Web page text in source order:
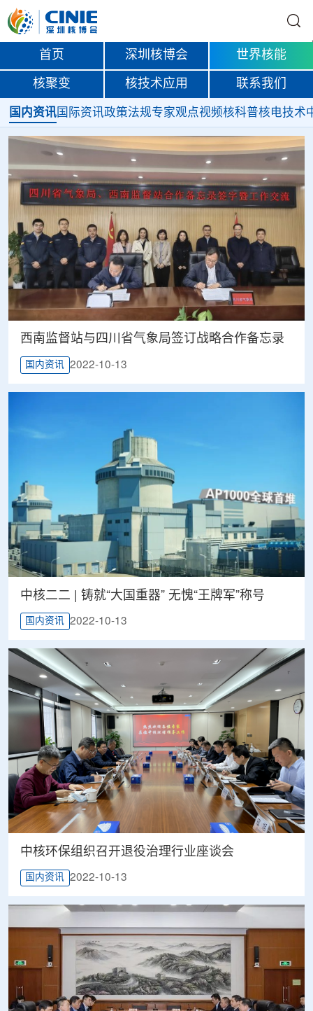
首页 深圳核博会 世界核能
核聚变 核技术应用 联系我们
国内资讯国际资讯政策法规专家观点视频核科普核电技术
西南监督站与四川省气象局签订战略合作备忘录
国内资讯 2022-10-13
中核二二 | 铸就“大国重器” 无愧“王牌军”称号
国内资讯 2022-10-13
中核环保组织召开退役治理行业座谈会
国内资讯 2022-10-13